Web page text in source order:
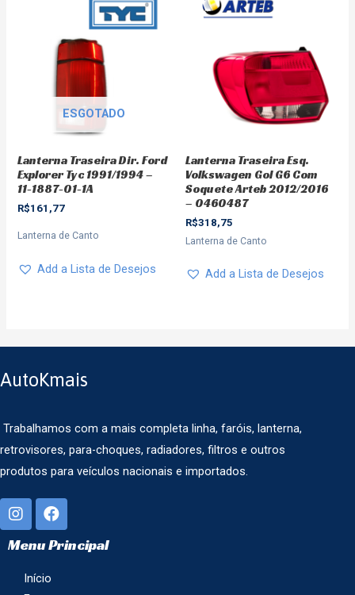
ESGOTADO
Lanterna Traseira Dir. Ford
Explorer Tyc 1991/1994 –
11-1887-01-1A
R$161,77
Lanterna de Canto
Add a Lista de Desejos
Lanterna Traseira Esq.
Volkswagen Gol G6 Com
Soquete Arteb 2012/2016
– 0460487
R$318,75
Lanterna de Canto
Add a Lista de Desejos
AutoKmais
Trabalhamos com a mais completa linha, faróis, lanterna,
retrovisores, para-choques, radiadores, filtros e outros
produtos para veículos nacionais e importados.
Menu Principal
Início